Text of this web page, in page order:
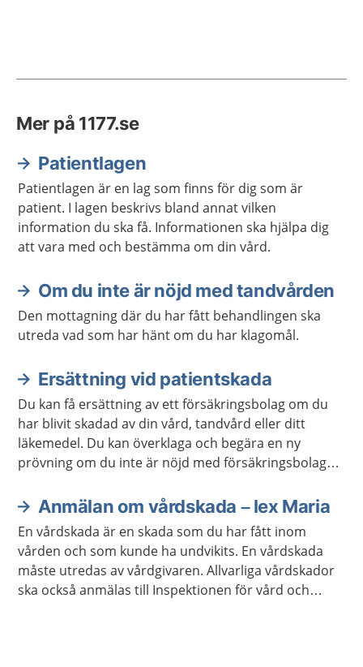
Mer på 1177.se
Patientlagen
Patientlagen är en lag som finns för dig som är
patient. I lagen beskrivs bland annat vilken
information du ska få. Informationen ska hjälpa dig
att vara med och bestämma om din vård.
Om du inte är nöjd med tandvården
Den mottagning där du har fått behandlingen ska
utreda vad som har hänt om du har klagomål.
Ersättning vid patientskada
Du kan få ersättning av ett försäkringsbolag om du
har blivit skadad av din vård, tandvård eller ditt
läkemedel. Du kan överklaga och begära en ny
prövning om du inte är nöjd med försäkringsbolagets
Anmälan om vårdskada – lex Maria
En vårdskada är en skada som du har fått inom
vården och som kunde ha undvikits. En vårdskada
måste utredas av vårdgivaren. Allvarliga vårdskador
ska också anmälas till Inspektionen för vård och